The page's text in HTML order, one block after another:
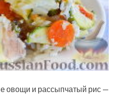
овощи и рассыпчатый рис —